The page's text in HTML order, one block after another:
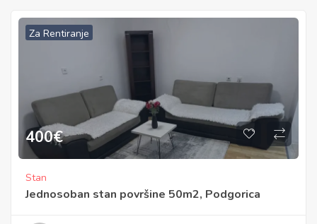
Za Rentiranje
400€
Stan
Jednosoban stan površine 50m2, Podgorica